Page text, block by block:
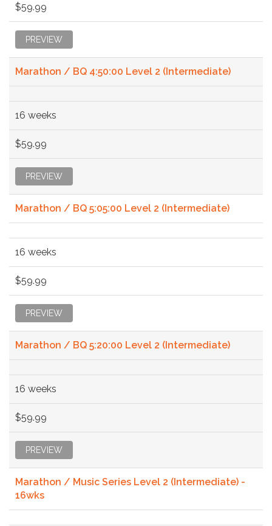
$59.99
PREVIEW
Marathon / BQ 4:50:00 Level 2 (Intermediate)
16 weeks
$59.99
PREVIEW
Marathon / BQ 5:05:00 Level 2 (Intermediate)
16 weeks
$59.99
PREVIEW
Marathon / BQ 5:20:00 Level 2 (Intermediate)
16 weeks
$59.99
PREVIEW
Marathon / Music Series Level 2 (Intermediate) -
16wks